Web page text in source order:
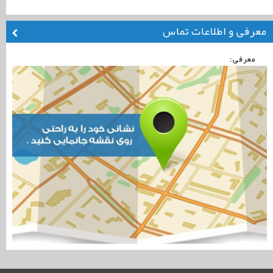
معرفی و اطلاعات تماس
معرفی: